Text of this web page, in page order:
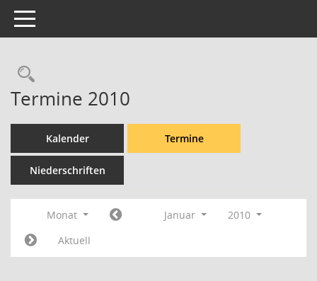
Toggle navigation
Rechercheauswahl
Termine 2010
Kalender Termine
Niederschriften
Monat Januar
2010
Aktuell